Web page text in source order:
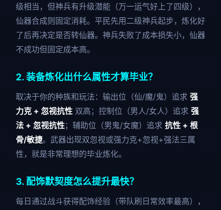
级相当，但神兵有升级潜能（万一运气好上了四级），
仙器合成则固定消耗。平民先用二级神兵起步，炼化好
了后再决定是否转仙器。神兵失败了成本损失小，仙器
不成功但固定成本高。
2. 装备炼化出什么属性才算毕业？
取决于你的种族和玩法：输出位（仙/魔/鬼）追求 强
力克 + 忽视抗性 双高；控制位（男人/女人）追求 强
法 + 忽视抗性；辅助位（男鬼/女魔）追求 抗性 + 根
骨/敏捷。武器出现双忽视或强力克+忽视+强法三属
性，就是非常理想的毕业炼化。
3. 配饰默契度怎么提升最快？
每日通过战斗获得配饰经验（带队刷日常效率最高），